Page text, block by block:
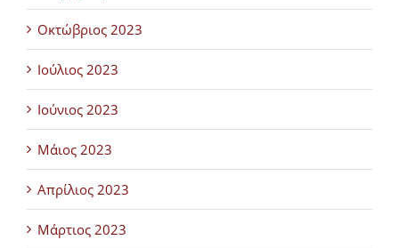
Οκτώβριος 2023
Ιούλιος 2023
Ιούνιος 2023
Μάιος 2023
Απρίλιος 2023
Μάρτιος 2023